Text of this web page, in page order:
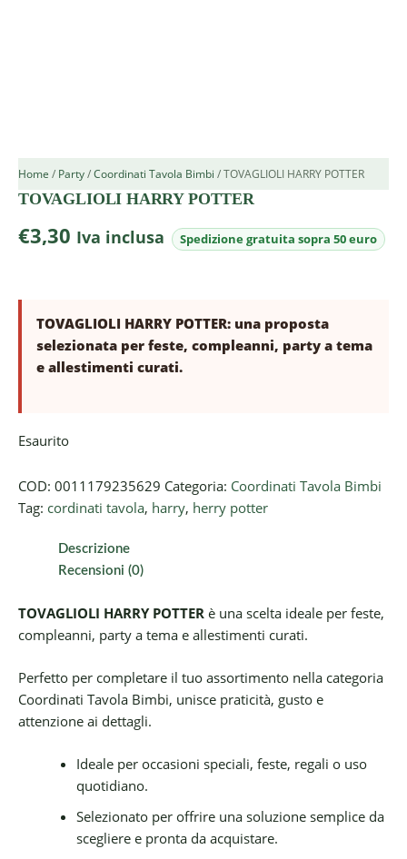
Home / Party/Coordinati Tavola Bimbi / TOVAGLIOLI HARRY POTTER
TOVAGLIOLI HARRY POTTER
€3,30 Iva inclusa
TOVAGLIOLI HARRY POTTER: una proposta
selezionata per feste, compleanni, party a tema
e allestimenti curati.
Esaurito
COD: 0011179235629 Categoria: Coordinati Tavola Bimbi
Tag: cordinati tavola, harry, herry potter
Descrizione
Recensioni (0)
TOVAGLIOLI HARRY POTTER è una scelta ideale per feste,
compleanni, party a tema e allestimenti curati.
Perfetto per completare il tuo assortimento nella categoria
Coordinati Tavola Bimbi, unisce praticità, gusto e
attenzione ai dettagli.
Ideale per occasioni speciali, feste, regali o uso
quotidiano.
Selezionato per offrire una soluzione semplice da
scegliere e pronta da acquistare.